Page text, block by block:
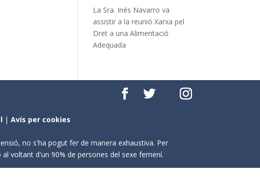
La Sra. Inés Navarro va
assistir a la reunió Xarxa pel
Dret a una Alimentació
Adequada
|Avís per cookies
no s'ha pogut fer de manera exhaustiva. Per
voltant d'un 90% de persones del sexe femení.